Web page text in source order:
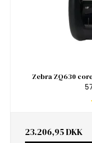
Zebra ZQ630
23.206,95 DKK